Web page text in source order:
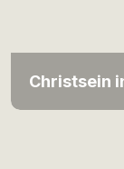
Christsein